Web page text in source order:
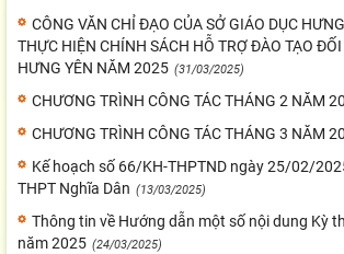
CÔNG VĂN CHỈ ĐẠO CỦA SỞ GIÁO DỤC
THỰC HIỆN CHÍNH SÁCH HỖ TRỢ ĐÀO TẠO
HƯNG YÊN NĂM 2025 (31/03/2025)
CHƯƠNG TRÌNH CÔNG TÁC THÁNG 2 NĂM
CHƯƠNG TRÌNH CÔNG TÁC THÁNG 3 NĂM
Kế hoạch số 66/KH-THPTND ngày 25/02/
THPT Nghĩa Dân (13/03/2025)
Thông tin về Hướng dẫn một số nội dung Kỳ
năm 2025 (24/03/2025)